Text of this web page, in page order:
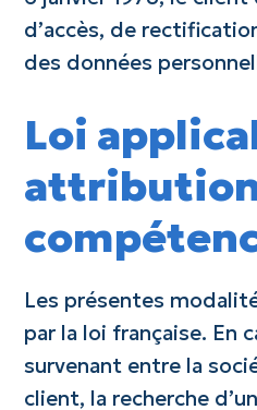
d’accès, de
des données
Loi
Les présentes
par la loi française. En
survenant entre la
client, la recherche